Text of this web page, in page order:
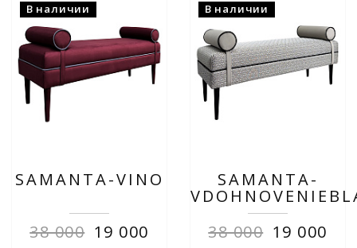
В наличии
SAMANTA-VINO
38 000 19 000
В наличии
SAMANTA-
38 000 19 000